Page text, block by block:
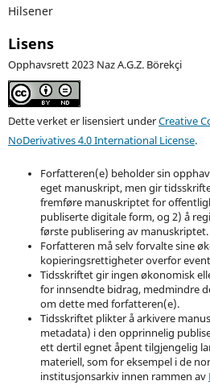
Hilsener
Lisens
Opphavsrett 2023 Naz A.G.Z. Börekçi
Dette verket er lisensiert underCreative
NoDerivatives 4.0 International License.
Forfatteren(e) beholder sin
eget manuskript, men gir
fremføre manuskriptet for
publiserte digitale form, og 2) å
første publisering av manuskriptet.
Forfatteren må selv forvalte sine
kopieringsrettigheter overfor
Tidsskriftet gir ingen økonomisk
for innsendte bidrag, medmindre
om dette med forfatteren(e).
Tidsskriftet plikter å arkivere
metadata) i den opprinnelig
ett dertil egnet åpent tilgjengelig
materiell, som for eksempel i de
institusjonsarkiv innen rammen av